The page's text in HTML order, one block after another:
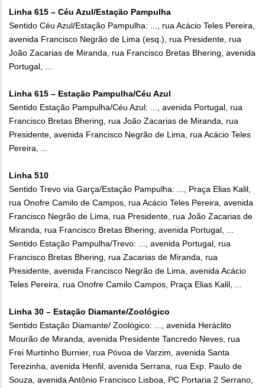
Linha 615 – Céu Azul/Estação Pampulha
Sentido Céu Azul/Estação Pampulha: ..., rua Acácio Teles Pereira,
avenida Francisco Negrão de Lima (esq.), rua Presidente, rua
João Zacarias de Miranda, rua Francisco Bretas Bhering, avenida
Portugal, ...
Linha 615 – Estação Pampulha/Céu Azul
Sentido Estação Pampulha/Céu Azul: ..., avenida Portugal, rua
Francisco Bretas Bhering, rua João Zacarias de Miranda, rua
Presidente, avenida Francisco Negrão de Lima, rua Acácio Teles
Pereira, ...
Linha 510
Sentido Trevo via Garça/Estação Pampulha: ..., Praça Elias Kalil,
rua Onofre Camilo de Campos, rua Acácio Teles Pereira, avenida
Francisco Negrão de Lima, rua Presidente, rua João Zacarias de
Miranda, rua Francisco Bretas Bhering, avenida Portugal, ...
Sentido Estação Pampulha/Trevo: ..., avenida Portugal, rua
Francisco Bretas Bhering, rua Zacarias de Miranda, rua
Presidente, avenida Francisco Negrão de Lima, avenida Acácio
Teles Pereira, rua Onofre Camilo Campos, Praça Elias Kalil, ...
Linha 30 – Estação Diamante/Zoológico
Sentido Estação Diamante/ Zoológico: ..., avenida Heráclito
Mourão de Miranda, avenida Presidente Tancredo Neves, rua
Frei Murtinho Burnier, rua Póvoa de Varzim, avenida Santa
Terezinha, avenida Henfil, avenida Serrana, rua Exp. Paulo de
Souza, avenida Antônio Francisco Lisboa, PC Portaria 2 Serrano,